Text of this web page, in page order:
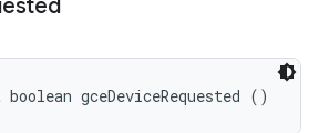
gceDeviceRequested ()